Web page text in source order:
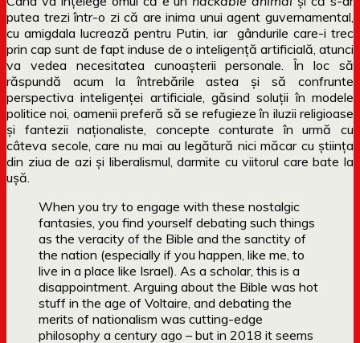
putea trezi într-o zi că are inima unui agent guvernamental,
cu amigdala lucrează pentru Putin, iar gândurile care-i trec
prin cap sunt de fapt induse de o inteligență artificială, atunci
va vedea necesitatea cunoașterii personale. În loc să
răspundă acum la întrebările astea și să confrunte
perspectiva inteligenței artificiale, găsind soluții în modele
politice noi, oamenii preferă să se refugieze în iluzii religioase
și fantezii naționaliste, concepte conturate în urmă cu
câteva secole, care nu mai au legătură nici măcar cu știința
din ziua de azi și liberalismul, darmite cu viitorul care bate la
ușă.
When you try to engage with these nostalgic
fantasies, you find yourself debating such things
as the veracity of the Bible and the sanctity of
the nation (especially if you happen, like me, to
live in a place like Israel). As a scholar, this is a
disappointment. Arguing about the Bible was hot
stuff in the age of Voltaire, and debating the
merits of nationalism was cutting-edge
philosophy a century ago – but in 2018 it seems